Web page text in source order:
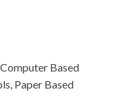
Based
Paper Based